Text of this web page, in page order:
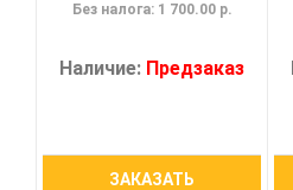
Без налога: 1 700.00 р.
Наличие: Предзаказ
ЗАКАЗАТЬ